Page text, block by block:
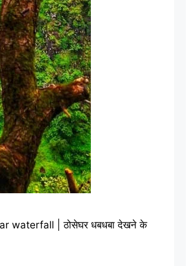
waterfall | ठोसेघर धबधबा देखने के